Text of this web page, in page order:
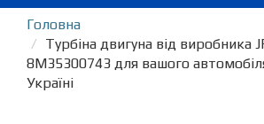
Головна
Турбіна двигуна від виробника
8M35300743 для вашого
Україні